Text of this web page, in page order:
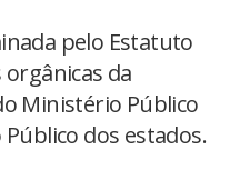
pelo Estatuto
orgânicas da
Ministério Público
dos estados.